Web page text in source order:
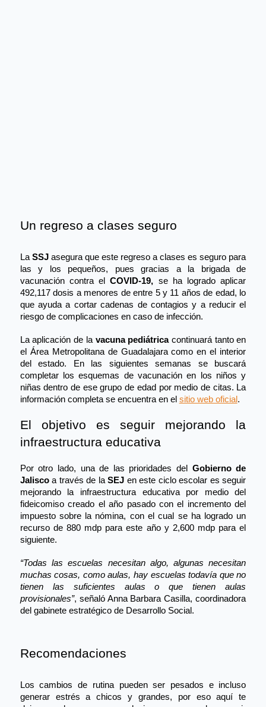
Un regreso a clases seguro
La SSJ asegura que este regreso a clases es seguro para
las y los pequeños, pues gracias a la brigada de
vacunación contra el COVID-19, se ha logrado aplicar
492,117 dosis a menores de entre 5 y 11 años de edad, lo
que ayuda a cortar cadenas de contagios y a reducir el
riesgo de complicaciones en caso de infección.
La aplicación de la vacuna pediátrica continuará tanto en
el Área Metropolitana de Guadalajara como en el interior
del estado. En las siguientes semanas se buscará
completar los esquemas de vacunación en los niños y
niñas dentro de ese grupo de edad por medio de citas. La
información completa se encuentra en el sitio web oficial.
El objetivo es seguir mejorando la
infraestructura educativa
Por otro lado, una de las prioridades del Gobierno de
Jalisco a través de la SEJ en este ciclo escolar es seguir
mejorando la infraestructura educativa por medio del
fideicomiso creado el año pasado con el incremento del
impuesto sobre la nómina, con el cual se ha logrado un
recurso de 880 mdp para este año y 2,600 mdp para el
siguiente.
“Todas las escuelas necesitan algo, algunas necesitan
muchas cosas, como aulas, hay escuelas todavía que no
tienen las suficientes aulas o que tienen aulas
provisionales”, señaló Anna Barbara Casilla, coordinadora
del gabinete estratégico de Desarrollo Social.
Recomendaciones
Los cambios de rutina pueden ser pesados e incluso
generar estrés a chicos y grandes, por eso aquí te